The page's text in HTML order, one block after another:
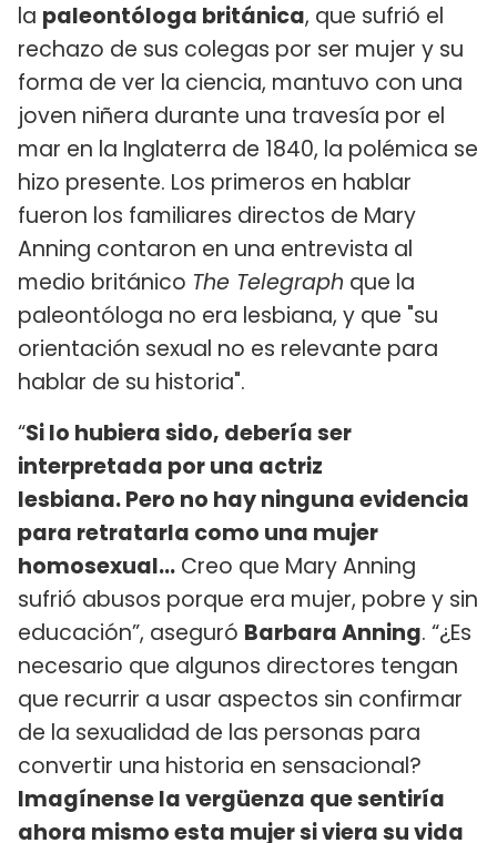
la paleontóloga británica, que sufrió el
rechazo de sus colegas por ser mujer y su
forma de ver la ciencia, mantuvo con una
joven niñera durante una travesía por el
mar en la Inglaterra de 1840, la polémica se
hizo presente. Los primeros en hablar
fueron los familiares directos de Mary
Anning contaron en una entrevista al
medio británico The Telegraph que la
paleontóloga no era lesbiana, y que "su
orientación sexual no es relevante para
hablar de su historia".
“Si lo hubiera sido, debería ser
interpretada por una actriz
lesbiana. Pero no hay ninguna evidencia
para retratarla como una mujer
homosexual… Creo que Mary Anning
sufrió abusos porque era mujer, pobre y sin
educación”, aseguró Barbara Anning. “¿Es
necesario que algunos directores tengan
que recurrir a usar aspectos sin confirmar
de la sexualidad de las personas para
convertir una historia en sensacional?
Imagínense la vergüenza que sentiría
ahora mismo esta mujer si viera su vida